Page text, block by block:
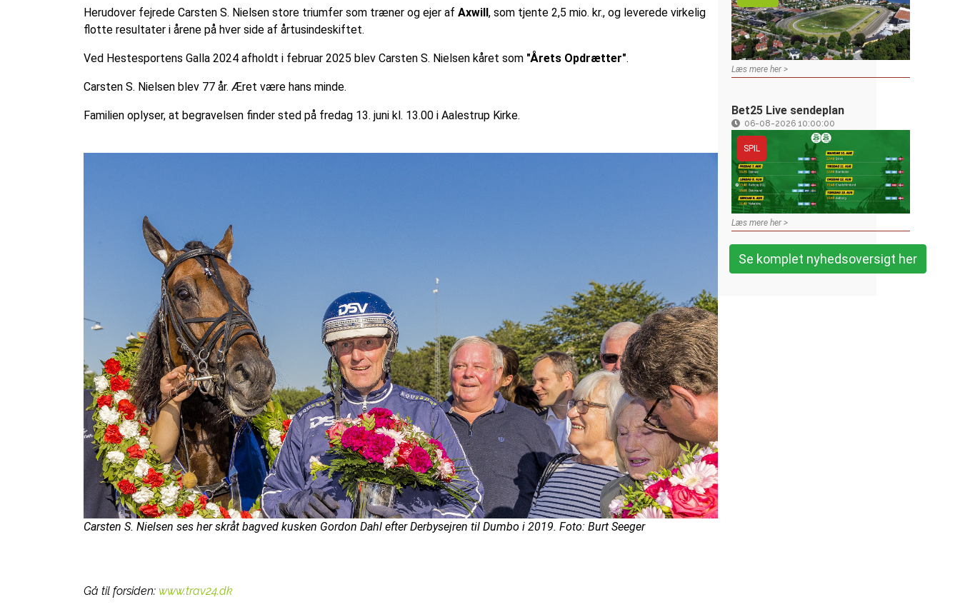
Herudover fejrede Carsten S. Nielsen store triumfer som træner og ejer af Axwill , som tjente 2,5 mio. kr., og leverede virkelig
flotte resultater i årene på hver side af årtusindeskiftet.
Ved Hestesportens Galla 2024 afholdt i februar 2025 blev Carsten S. Nielsen kåret som "Årets Opdrætter".
Carsten S. Nielsen blev 77 år. Æret være hans minde.
Familien oplyser, at begravelsen finder sted på fredag 13. juni kl. 13.00 i Aalestrup Kirke.
Carsten S. Nielsen ses her skråt bagved kusken Gordon Dahl efter Derbysejren til Dumbo i 2019. Foto: Burt Seeger
Gå til forsiden: www.trav24.dk
Læs mere her >
Bet25 Live sendeplan
06-08-2026 10:00:00
SPIL
Læs mere her >
Se komplet nyhedsoversigt her